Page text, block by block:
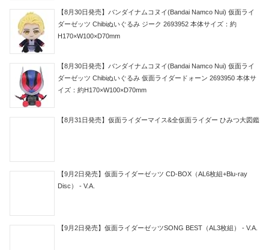
【8月30日発売】バンダイナムコヌイ(Bandai Namco Nui) 仮面ライ
ダーゼッツ Chibiぬいぐるみ ジーク 2693952 本体サイズ：約
H170×W100×D70mm
【8月30日発売】バンダイナムコヌイ(Bandai Namco Nui) 仮面ライ
ダーゼッツ Chibiぬいぐるみ 仮面ライダードォーン 2693950 本体サ
イズ：約H170×W100×D70mm
【8月31日発売】仮面ライダーマイス&全仮面ライダー ひみつ大図鑑
【9月2日発売】仮面ライダーゼッツ CD-BOX（AL6枚組+Blu-ray
Disc） - V.A.
【9月2日発売】仮面ライダーゼッツSONG BEST（AL3枚組） - V.A.